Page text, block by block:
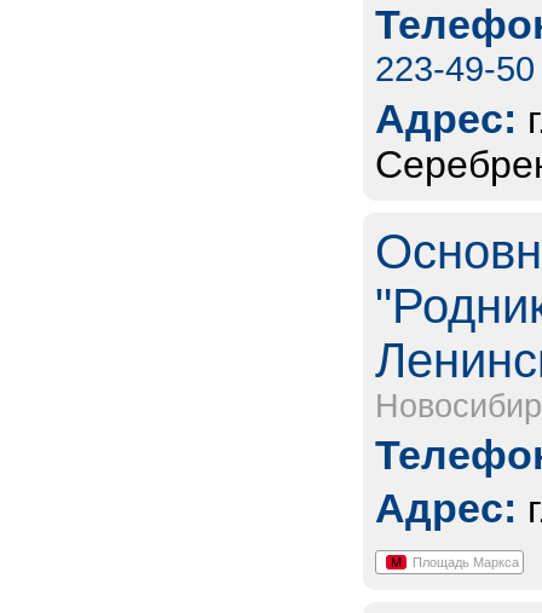
223-49-50
Адрес:
Адрес:
М Площадь Маркса